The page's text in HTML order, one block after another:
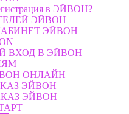
в ЭЙВОН?
ЭЙВОН
ЭЙВОН
ВХОД В ЭЙВОН
ОНЛАЙН
ЭЙВОН
ЭЙВОН